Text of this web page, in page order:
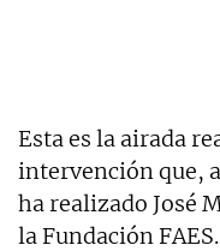
Esta es la airada
intervención que,
ha realizado José
la Fundación